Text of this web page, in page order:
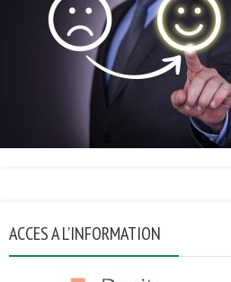
ACCES A L’INFORMATION